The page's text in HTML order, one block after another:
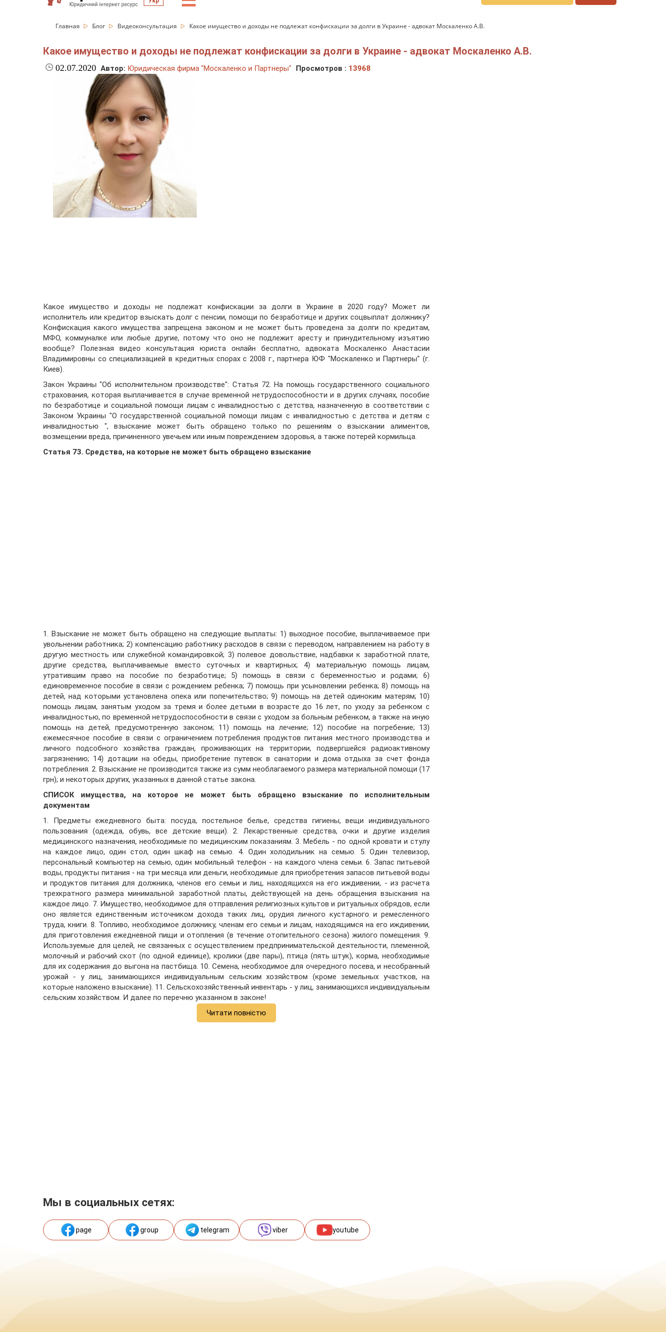
Главная Блог Видеоконсультация Какое имущество и доходы не подлежат конфискации за долги в Украине - адвокат Москаленко А.В.
Какое имущество и доходы не подлежат конфискации за долги в Украине - адвокат Москаленко А.В.
02.07.2020 Автор: Юридическая фирма "Москаленко и Партнеры" Просмотров : 13968
Какое имущество и доходы не подлежат конфискации за долги в Украине в 2020 году? Может ли
исполнитель или кредитор взыскать долг с пенсии, помощи по безработице и других соцвыплат должнику?
Конфискация какого имущества запрещена законом и не может быть проведена за долги по кредитам,
МФО, коммуналке или любые другие, потому что оно не подлежит аресту и принудительному изъятию
вообще? Полезная видео консультация юриста онлайн бесплатно, адвоката Москаленко Анастасии
Владимировны со специализацией в кредитных спорах с 2008 г., партнера ЮФ "Москаленко и Партнеры" (г.
Киев).
Закон Украины "Об исполнительном производстве": Статья 72. На помощь государственного социального
страхования, которая выплачивается в случае временной нетрудоспособности и в других случаях, пособие
по безработице и социальной помощи лицам с инвалидностью с детства, назначенную в соответствии с
Законом Украины "О государственной социальной помощи лицам с инвалидностью с детства и детям с
инвалидностью ", взыскание может быть обращено только по решениям о взыскании алиментов,
возмещении вреда, причиненного увечьем или иным повреждением здоровья, а также потерей кормильца.
Статья 73. Средства, на которые не может быть обращено взыскание
1. Взыскание не может быть обращено на следующие выплаты: 1) выходное пособие, выплачиваемое при
увольнении работника; 2) компенсацию работнику расходов в связи с переводом, направлением на работу в
другую местность или служебной командировкой; 3) полевое довольствие, надбавки к заработной плате,
другие средства, выплачиваемые вместо суточных и квартирных; 4) материальную помощь лицам,
утратившим право на пособие по безработице; 5) помощь в связи с беременностью и родами; 6)
единовременное пособие в связи с рождением ребенка; 7) помощь при усыновлении ребенка; 8) помощь на
детей, над которыми установлена ​​опека или попечительство; 9) помощь на детей одиноким матерям; 10)
помощь лицам, занятым уходом за тремя и более детьми в возрасте до 16 лет, по уходу за ребенком с
инвалидностью, по временной нетрудоспособности в связи с уходом за больным ребенком, а также на иную
помощь на детей, предусмотренную законом; 11) помощь на лечение; 12) пособие на погребение; 13)
ежемесячное пособие в связи с ограничением потребления продуктов питания местного производства и
личного подсобного хозяйства граждан, проживающих на территории, подвергшейся радиоактивному
загрязнению; 14) дотации на обеды, приобретение путевок в санатории и дома отдыха за счет фонда
потребления. 2. Взыскание не производится также из сумм необлагаемого размера материальной помощи (17
грн); и некоторых других, указанных в данной статье закона.
СПИСОК имущества, на которое не может быть обращено взыскание по исполнительным
документам
1. Предметы ежедневного быта: посуда, постельное белье, средства гигиены, вещи индивидуального
пользования (одежда, обувь, все детские вещи). 2. Лекарственные средства, очки и другие изделия
медицинского назначения, необходимые по медицинским показаниям. 3. Мебель - по одной кровати и стулу
на каждое лицо, один стол, один шкаф на семью. 4. Один холодильник на семью. 5. Один телевизор,
персональный компьютер на семью, один мобильный телефон - на каждого члена семьи. 6. Запас питьевой
воды, продукты питания - на три месяца или деньги, необходимые для приобретения запасов питьевой воды
и продуктов питания для должника, членов его семьи и лиц, находящихся на его иждивении, - из расчета
трехкратного размера минимальной заработной платы, действующей на день обращения взыскания на
каждое лицо. 7. Имущество, необходимое для отправления религиозных культов и ритуальных обрядов, если
оно является единственным источником дохода таких лиц, орудия личного кустарного и ремесленного
труда, книги. 8. Топливо, необходимое должнику, членам его семьи и лицам, находящимся на его иждивении,
для приготовления ежедневной пищи и отопления (в течение отопительного сезона) жилого помещения. 9.
Используемые для целей, не связанных с осуществлением предпринимательской деятельности, племенной,
молочный и рабочий скот (по одной единице), кролики (две пары), птица (пять штук), корма, необходимые
для их содержания до выгона на пастбища. 10. Семена, необходимое для очередного посева, и несобранный
урожай - у лиц, занимающихся индивидуальным сельским хозяйством (кроме земельных участков, на
которые наложено взыскание). 11. Сельскохозяйственный инвентарь - у лиц, занимающихся индивидуальным
сельским хозяйством. И далее по перечню указанном в законе!
Читати повністю
Мы в социальных сетях:
page group telegram viber youtube